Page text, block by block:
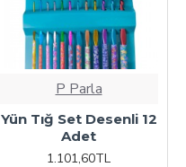
P Parla
Yün Tığ Set Desenli 12
Adet
1.101,60TL